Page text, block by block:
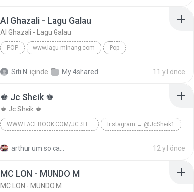
Al Ghazali - Lagu Galau
Al Ghazali - Lagu Galau
POP www.lagu-minang.com Pop
Siti N. içinde My 4shared 11 yıl önce
♚ Jc Shєik ♚
♚ Jc Shєik ♚
WWW.FACEBOOK.COM/JC.SHEIK.98 Instagram → @JcSheik1
12 yıl önce
MC LON - MUNDO M
MC LON - MUNDO M